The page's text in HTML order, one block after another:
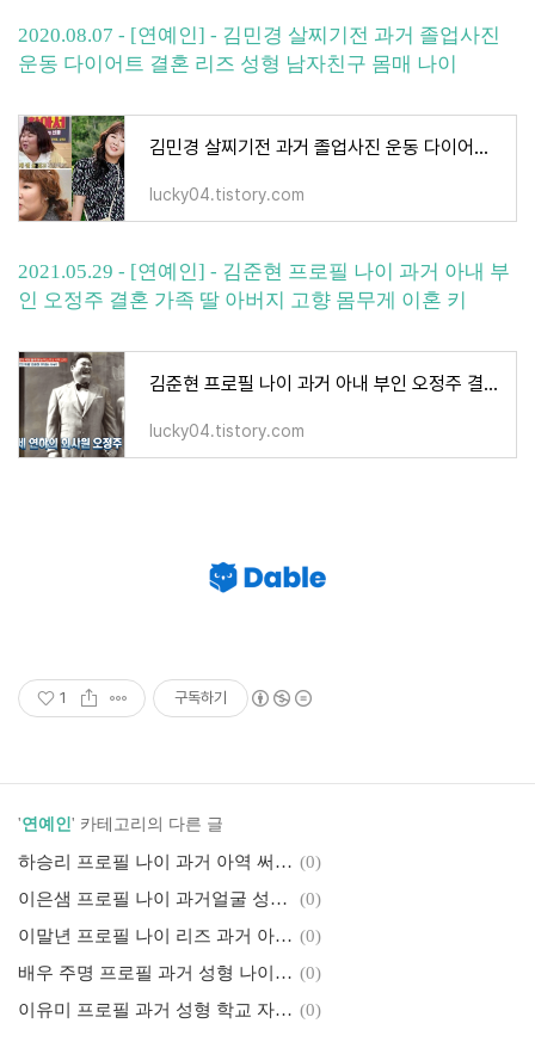
2020.08.07 - [연예인] - 김민경 살찌기전 과거 졸업사진
운동 다이어트 결혼 리즈 성형 남자친구 몸매 나이
김민경 살찌기전 과거 졸업사진 운동 다이어트 결혼 리즈 성형 남자친구 몸매 나이
lucky04.tistory.com
2021.05.29 - [연예인] - 김준현 프로필 나이 과거 아내 부
인 오정주 결혼 가족 딸 아버지 고향 몸무게 이혼 키
김준현 프로필 나이 과거 아내 부인 오정주 결혼 가족 딸 아버지 고향 몸무게 이혼 키
lucky04.tistory.com
1 구독하기
'연예인 ' 카테고리의 다른 글
하승리 프로필 나이 과거 아역 써니 심은하 부모 성형 몸매 각선미 인스타 키 '지금 우리 학교는 하리' (0)
이은샘 프로필 나이 과거얼굴 성형 몸매 키 인스타 출연작품 필모그래피 미진
(0)
이말년 프로필 나이 리즈 과거 아내 부인 김나영 결혼 딸 고향 동생 인스타 키 (0)
배우 주명 프로필 과거 성형 나이 키 국적 인스타 축구 골때녀 원더우먼 기타작품 (0)
이유미 프로필 과거 성형 학교 자퇴 나이 키 인스타 아역 배우 학력 지금 우리 학교는 (0)